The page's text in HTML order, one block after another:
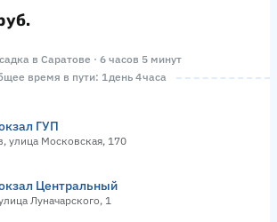
в Саратове · 6 часов 5 минут
время в пути: 1 день 4 часа
ГУП
улица Московская, 170
Центральный
Луначарского, 1